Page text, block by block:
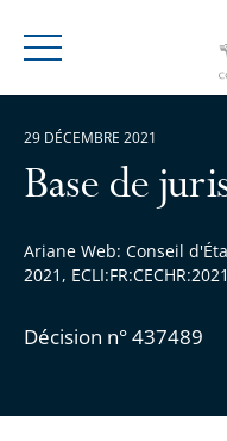
Menu
Base de
Ariane Web: Conseil
2021,
Décision n° 437489
29 DÉCEMBRE 2021